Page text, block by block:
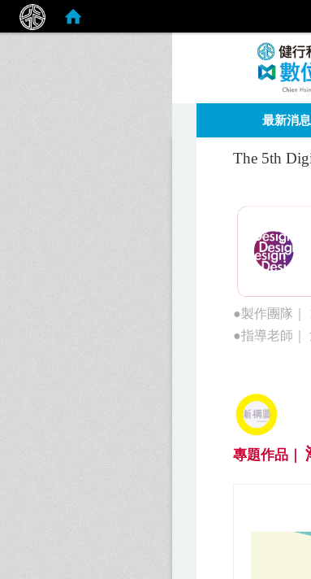
最新消息
The 5th
●製作團隊｜
●指導老師｜
專題作品｜